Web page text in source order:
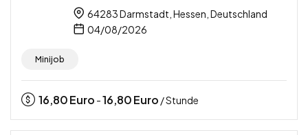
64283 Darmstadt, Hessen, Deutschland
04/08/2026
Minijob
16,80Euro -16,80Euro / Stunde